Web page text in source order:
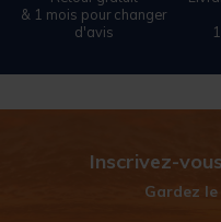
& 1 mois pour changer
d'avis
Inscrivez-
Gardez